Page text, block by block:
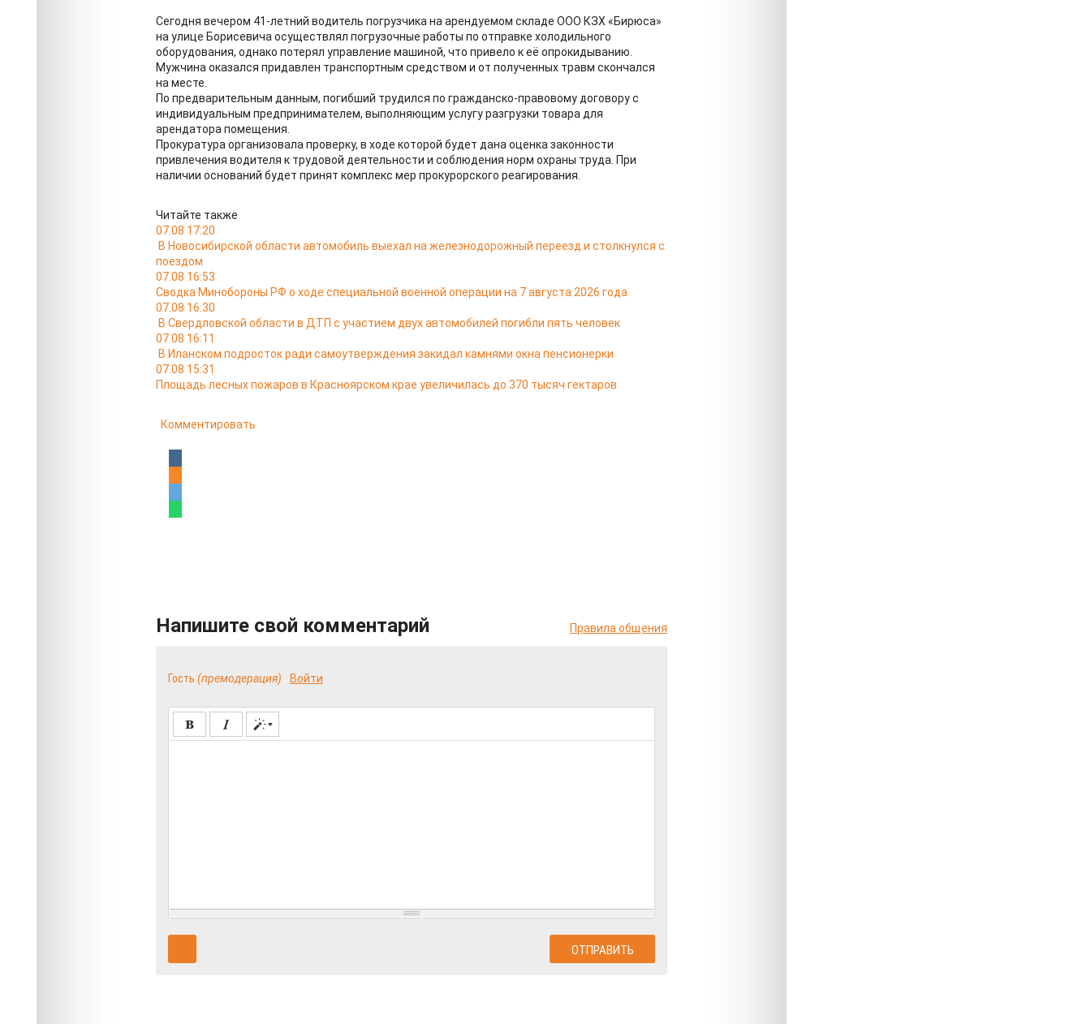
Сегодня вечером 41-летний водитель погрузчика на арендуемом складе ООО КЗХ «Бирюса»
на улице Борисевича осуществлял погрузочные работы по отправке холодильного
оборудования, однако потерял управление машиной, что привело к её опрокидыванию.
Мужчина оказался придавлен транспортным средством и от полученных травм скончался
на месте.
По предварительным данным, погибший трудился по гражданско-правовому договору с
индивидуальным предпринимателем, выполняющим услугу разгрузки товара для
арендатора помещения.
Прокуратура организовала проверку, в ходе которой будет дана оценка законности
привлечения водителя к трудовой деятельности и соблюдения норм охраны труда. При
наличии оснований будет принят комплекс мер прокурорского реагирования.
Читайте также
07.08 17:20
В Новосибирской области автомобиль выехал на железнодорожный переезд и столкнулся с
поездом
07.08 16:53
Сводка Минобороны РФ о ходе специальной военной операции на 7 августа 2026 года
07.08 16:30
В Свердловской области в ДТП с участием двух автомобилей погибли пять человек
07.08 16:11
В Иланском подросток ради самоутверждения закидал камнями окна пенсионерки
07.08 15:31
Площадь лесных пожаров в Красноярском крае увеличилась до 370 тысяч гектаров
Комментировать
Напишите свой комментарий Правила общения
Гость (премодерация) Войти